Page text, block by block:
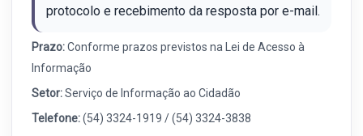
protocolo e recebimento da resposta por e-mail.
Prazo:Conforme prazos previstos na Lei de Acesso à
Informação
Setor:Serviço de Informação ao Cidadão
Telefone:(54) 3324-1919 / (54) 3324-3838